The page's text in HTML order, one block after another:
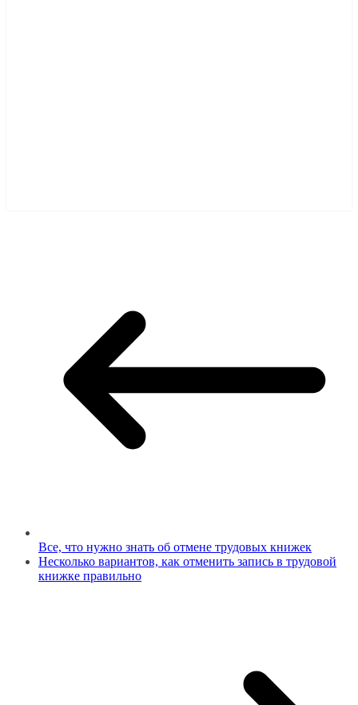
Все, что нужно знать об отмене трудовых книжек
Несколько вариантов, как отменить запись в трудовой
книжке правильно